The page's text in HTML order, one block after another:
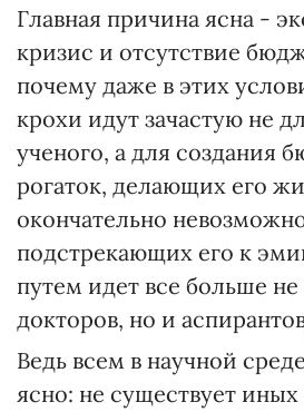
Главная причина ясна -
кризис и отсутствие
почему даже в этих
крохи идут зачастую не
ученого, а для создания
рогаток, делающих его
окончательно
подстрекающих его к
путем идет все больше не
докторов, но и
Ведь всем в научной
ясно: не существует